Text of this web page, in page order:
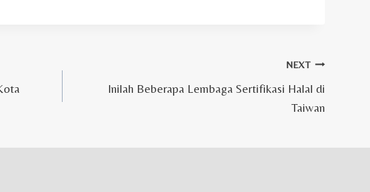
NEXT
Inilah Beberapa Lembaga Sertifikasi Halal di
Taiwan